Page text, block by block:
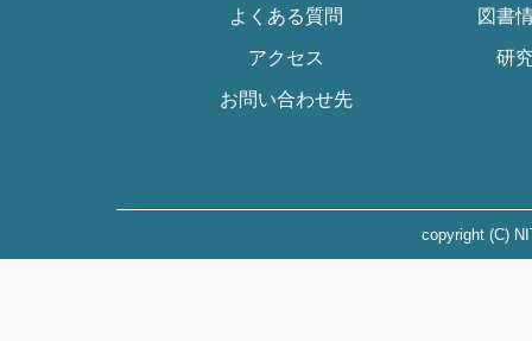
よくある質問
アクセス
お問い合わせ先
図書
研
copyright (C)